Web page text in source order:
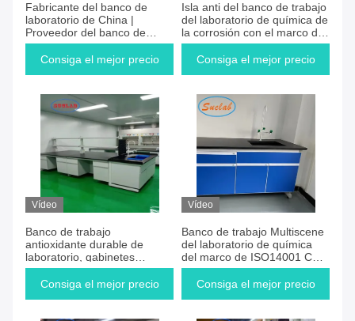
Fabricante del banco de
laboratorio de China |
Proveedor del banco de
laboratorio de China | Precio
del banco de laboratorio de
Consiga el mejor precio
Isla anti del banco de trabajo
del laboratorio de química de
la corrosión con el marco de
acero en frío
Consiga el mejor precio
Vídeo
Banco de trabajo
antioxidante durable de
laboratorio, gabinetes
resistentes químicos del
laboratorio y encimeras
Consiga el mejor precio
Vídeo
Banco de trabajo Multiscene
del laboratorio de química
del marco de ISO14001 C
con el fregadero
Consiga el mejor precio